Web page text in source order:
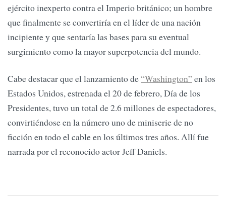
ejército inexperto contra el Imperio británico; un hombre
que finalmente se convertiría en el líder de una nación
incipiente y que sentaría las bases para su eventual
surgimiento como la mayor superpotencia del mundo.
Cabe destacar que el lanzamiento de “Washington” en los
Estados Unidos, estrenada el 20 de febrero, Día de los
Presidentes, tuvo un total de 2.6 millones de espectadores,
convirtiéndose en la número uno de miniserie de no
ficción en todo el cable en los últimos tres años. Allí fue
narrada por el reconocido actor Jeff Daniels.